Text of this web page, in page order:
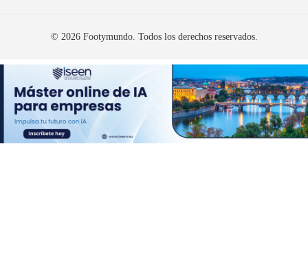
© 2026 Footymundo. Todos los derechos reservados.